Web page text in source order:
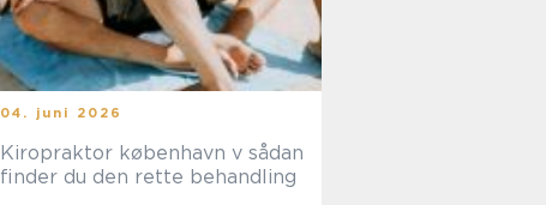
04. juni 2026
Kiropraktor københavn v sådan
finder du den rette behandling